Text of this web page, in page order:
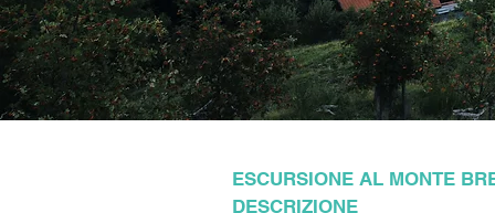
ESCURSIONE AL MONTE
DESCRIZIONE